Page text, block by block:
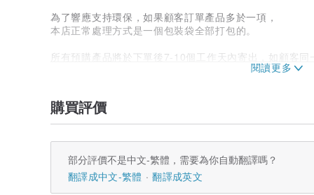
為了響應支持環保，如果顧客訂單產品多於一項，
本店正常處理方式是一個包裝袋全部打包的。
所有預購產品將於下單後7-10個工作天內寄出，如顧客
化產品)，訂單會合併寄出，而出貨時間以預購產品為準。
購買評價
部分評價不是中文-繁體，需要為你自動翻譯嗎？
翻譯成中文-繁體
翻譯成英文